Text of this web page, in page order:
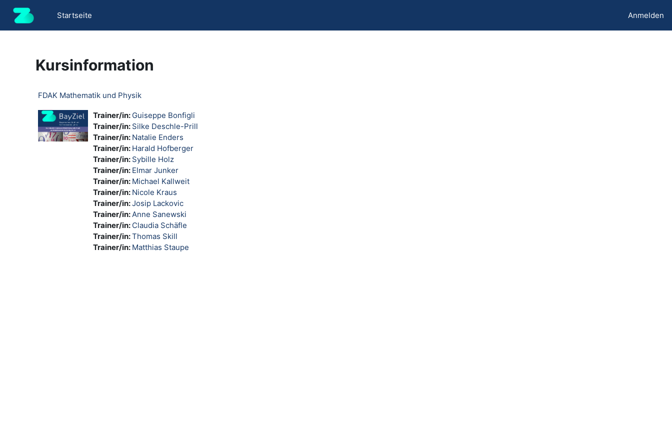
Startseite
Anmelden
Kursinformation
FDAK Mathematik und Physik
Trainer/in: Guiseppe Bonfigli
Trainer/in: Silke Deschle-Prill
Trainer/in: Natalie Enders
Trainer/in: Harald Hofberger
Trainer/in: Sybille Holz
Trainer/in: Elmar Junker
Trainer/in: Michael Kallweit
Trainer/in: Nicole Kraus
Trainer/in:Josip Lackovic
Trainer/in:Anne Sanewski
Trainer/in: Claudia Schäfle
Trainer/in:Thomas Skill
Trainer/in: Matthias Staupe